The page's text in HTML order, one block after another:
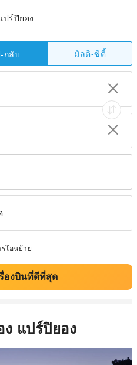
ปร์ปิยอง
กลับ มัลติ-ซิตี้
โอนย้าย
องบินที่ดีที่สุด
แปร์ปิยอง